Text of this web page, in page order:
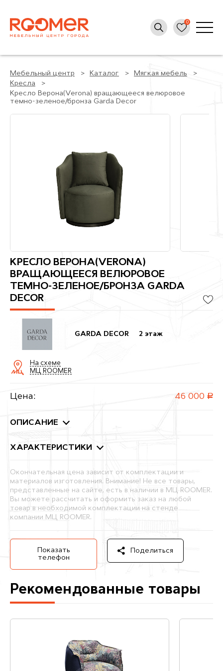
Мебельный центр Каталог
Мягкая мебель
Кресла
Кресло Верона(Verona) вращающееся велюровое
темно-зеленое/бронза Garda Decor
КРЕСЛО ВЕРОНА(VERONA)
ВРАЩАЮЩЕЕСЯ ВЕЛЮРОВОЕ
ТЕМНО-ЗЕЛЕНОЕ/БРОНЗА GARDA
DECOR
GARDA DECOR 2 этаж
На схеме
МЦ ROOMER
Цена: 46 000 руб.
ОПИСАНИЕ
ХАРАКТЕРИСТИКИ
Окончательная цена зависит от комплектации и
материалов изготовления. Внимание! Не все товары,
представленные на сайте, есть в наличии в МЦ ROOMER.
Вы можете рассчитать и оформить заказ на любой
товар в необходимой комплектации на стенде
компании МЦ ROOMER.
Показать
телефон
Поделиться
Рекомендованные товары